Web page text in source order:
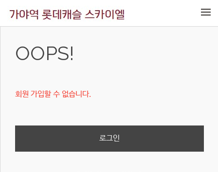
OOPS!
회원 가입할 수 없습니다.
로그인